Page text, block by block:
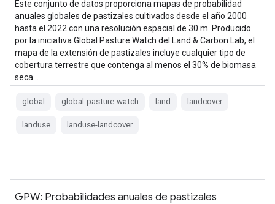
Este conjunto de datos proporciona mapas de probabilidad
anuales globales de pastizales cultivados desde el año 2000
hasta el 2022 con una resolución espacial de 30 m. Producido
por la iniciativa Global Pasture Watch del Land & Carbon Lab, el
mapa de la extensión de pastizales incluye cualquier tipo de
cobertura terrestre que contenga al menos el 30% de biomasa
seca…
global global-pasture-watch land landcover
landuse landuse-landcover
GPW: Probabilidades anuales de pastizales